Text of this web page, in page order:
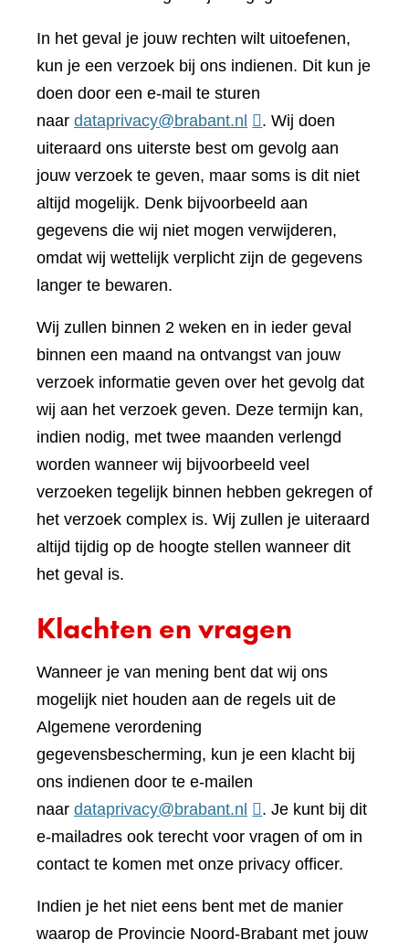
In het geval je jouw rechten wilt uitoefenen,
kun je een verzoek bij ons indienen. Dit kun je
doen door een e-mail te sturen
naar dataprivacy@brabant.nl
. Wij doen
uiteraard ons uiterste best om gevolg aan
jouw verzoek te geven, maar soms is dit niet
altijd mogelijk. Denk bijvoorbeeld aan
gegevens die wij niet mogen verwijderen,
omdat wij wettelijk verplicht zijn de gegevens
langer te bewaren.
Wij zullen binnen 2 weken en in ieder geval
binnen een maand na ontvangst van jouw
verzoek informatie geven over het gevolg dat
wij aan het verzoek geven. Deze termijn kan,
indien nodig, met twee maanden verlengd
worden wanneer wij bijvoorbeeld veel
verzoeken tegelijk binnen hebben gekregen of
het verzoek complex is. Wij zullen je uiteraard
altijd tijdig op de hoogte stellen wanneer dit
het geval is.
Klachten en vragen
Wanneer je van mening bent dat wij ons
mogelijk niet houden aan de regels uit de
Algemene verordening
gegevensbescherming, kun je een klacht bij
ons indienen door te e-mailen
naar dataprivacy@brabant.nl
. Je kunt bij dit
e-mailadres ook terecht voor vragen of om in
contact te komen met onze privacy officer.
Indien je het niet eens bent met de manier
waarop de Provincie Noord-Brabant met jouw